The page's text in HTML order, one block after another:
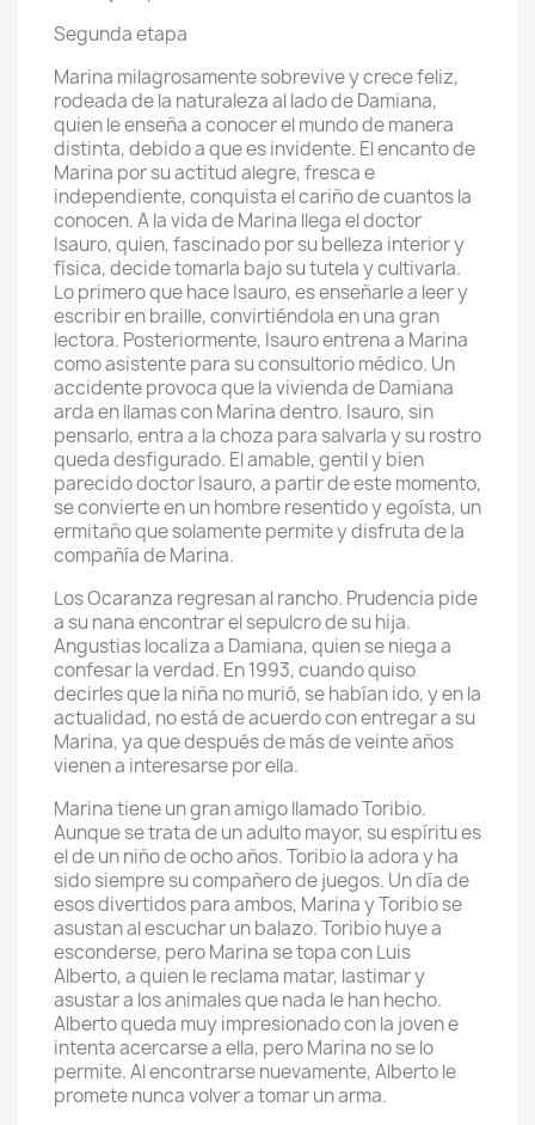
Segunda etapa
Marina milagrosamente sobrevive y crece feliz,
rodeada de la naturaleza al lado de Damiana,
quien le enseña a conocer el mundo de manera
distinta, debido a que es invidente. El encanto de
Marina por su actitud alegre, fresca e
independiente, conquista el cariño de cuantos la
conocen. A la vida de Marina llega el doctor
Isauro, quien, fascinado por su belleza interior y
física, decide tomarla bajo su tutela y cultivarla.
Lo primero que hace Isauro, es enseñarle a leer y
escribir en braille, convirtiéndola en una gran
lectora. Posteriormente, Isauro entrena a Marina
como asistente para su consultorio médico. Un
accidente provoca que la vivienda de Damiana
arda en llamas con Marina dentro. Isauro, sin
pensarlo, entra a la choza para salvarla y su rostro
queda desfigurado. El amable, gentil y bien
parecido doctor Isauro, a partir de este momento,
se convierte en un hombre resentido y egoísta, un
ermitaño que solamente permite y disfruta de la
compañía de Marina.
Los Ocaranza regresan al rancho. Prudencia pide
a su nana encontrar el sepulcro de su hija.
Angustias localiza a Damiana, quien se niega a
confesar la verdad. En 1993, cuando quiso
decirles que la niña no murió, se habían ido, y en la
actualidad, no está de acuerdo con entregar a su
Marina, ya que después de más de veinte años
vienen a interesarse por ella.
Marina tiene un gran amigo llamado Toribio.
Aunque se trata de un adulto mayor, su espíritu es
el de un niño de ocho años. Toribio la adora y ha
sido siempre su compañero de juegos. Un día de
esos divertidos para ambos, Marina y Toribio se
asustan al escuchar un balazo. Toribio huye a
esconderse, pero Marina se topa con Luis
Alberto, a quien le reclama matar, lastimar y
asustar a los animales que nada le han hecho.
Alberto queda muy impresionado con la joven e
intenta acercarse a ella, pero Marina no se lo
permite. Al encontrarse nuevamente, Alberto le
promete nunca volver a tomar un arma.